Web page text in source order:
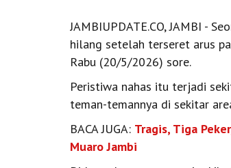
JAMBIUPDATE.CO, JAMBI -
hilang setelah terseret arus
Rabu (20/5/2026) sore.
Peristiwa nahas itu terjadi
teman-temannya di sekitar
BACA JUGA: Tragis, Tiga
Muaro Jambi